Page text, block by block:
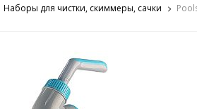
Насосы,
бассейнов
Наборы для чистки, скиммеры, сачки